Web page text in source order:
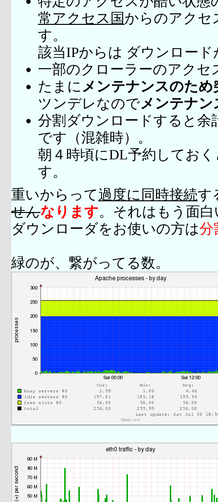
常アクセス国からのアクセ
す。
該当IPからは ダウンロー
一部のクローラーのアクセ
たまに メンテナンスのため
ツンデレなのでメンテナ
分割ダウンロードすると余
です（混雑時）。
朝４時頃にDL予約してお
す。
重いからって過度に同時接続す
せんなります。それはもう面
ダウンローダをお使いの方は分
緑のが、繋がってる数。